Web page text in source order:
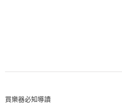
買樂器必知導讀